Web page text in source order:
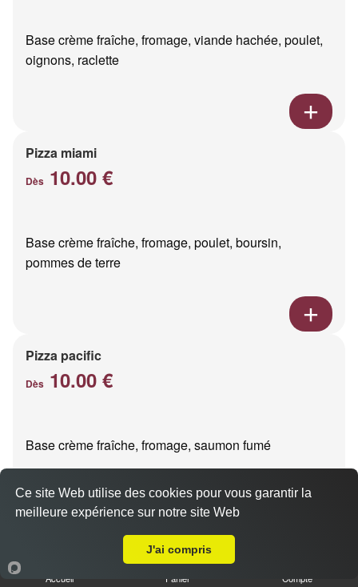
Base crème fraîche, fromage, viande hachée, poulet,
oignons, raclette
Pizza miami
Dès 10.00 €
Base crème fraîche, fromage, poulet, boursin,
pommes de terre
Pizza pacific
Dès 10.00 €
Base crème fraîche, fromage, saumon fumé
Accueil Panier Compte
Ce site Web utilise des cookies pour vous garantir la
meilleure expérience sur notre site Web
J'ai compris